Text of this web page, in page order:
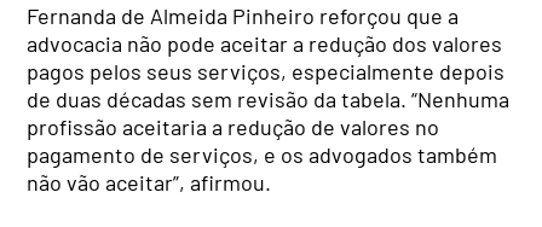
Fernanda de Almeida Pinheiro reforçou que a
advocacia não pode aceitar a redução dos valores
pagos pelos seus serviços, especialmente depois
de duas décadas sem revisão da tabela. “Nenhuma
profissão aceitaria a redução de valores no
pagamento de serviços, e os advogados também
não vão aceitar”, afirmou.